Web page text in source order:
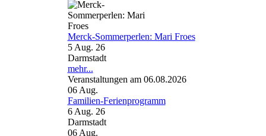
Merck-Sommerperlen: Mari Froes
5 Aug. 26
Darmstadt
mehr...
Veranstaltungen am 06.08.2026
06 Aug.
Familien-Ferienprogramm
6 Aug. 26
Darmstadt
06 Aug.